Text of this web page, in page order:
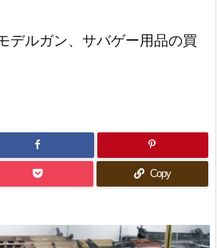
次へ
デルガン、サバゲー用品の買
Copy